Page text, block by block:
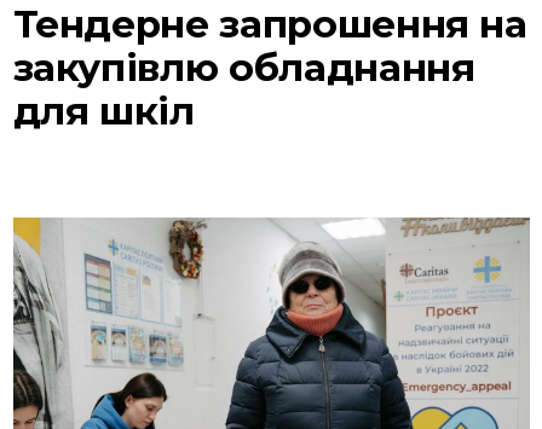
Тендерне запрошення на
закупівлю обладнання
для шкіл